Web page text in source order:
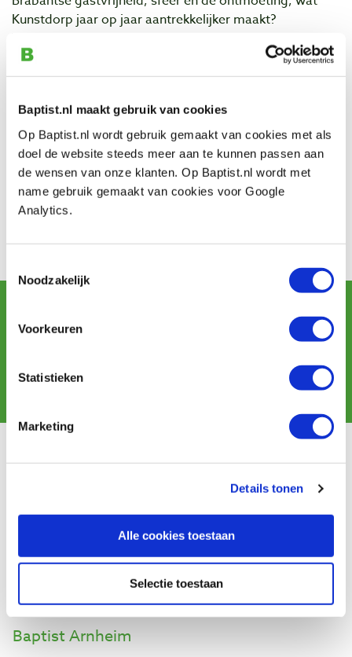
Baptist.nl maakt gebruik van cookies
Op Baptist.nl wordt gebruik gemaakt van cookies met als
doel de website steeds meer aan te kunnen passen aan
de wensen van onze klanten. Op Baptist.nl wordt met
name gebruik gemaakt van cookies voor Google
Analytics.
Noodzakelijk
Voorkeuren
Statistieken
Marketing
Details tonen
Alle cookies toestaan
Selectie toestaan
Kunstdorp jaar op jaar aantrekkelijker maakt?
ervaring en deskundigheid, gedrevenheid en
enthousiasme en een niets aan het toeval overlatende
omvang zal plaatsvinden.
Kontakt
Adresse: Ledeackersestraat 1b
PLZ: 5846 AM
Ort: Ledeacker
Meer info over de locatie
Kundendienst
Widerrufsbelehrung
Datenschutzerklärung
Baptist Arnheim